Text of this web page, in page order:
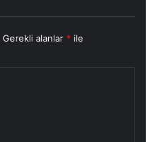
Gerekli alanlar * ile